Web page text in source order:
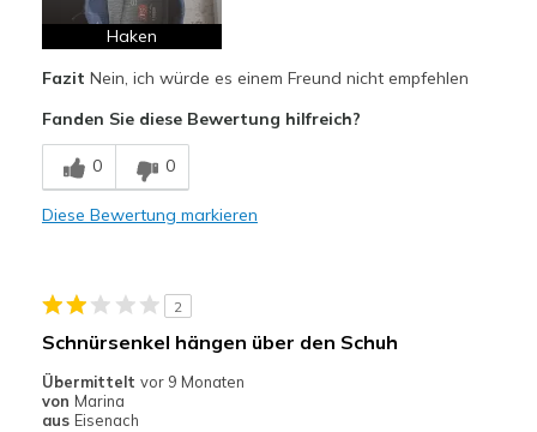
Leicht
Stoßdämpfend
Nachteile
Nutzen schnell ab
Geeignete Verwendung
Auf der Arbeit
Freizeitkleidung
Haken
Fazit Nein, ich würde es einem Freund nicht empfehlen
Fanden Sie diese Bewertung hilfreich?
0 0
Diese Bewertung markieren
2
Schnürsenkel hängen über den Schuh
Übermittelt vor 9 Monaten
von Marina
aus Eisenach